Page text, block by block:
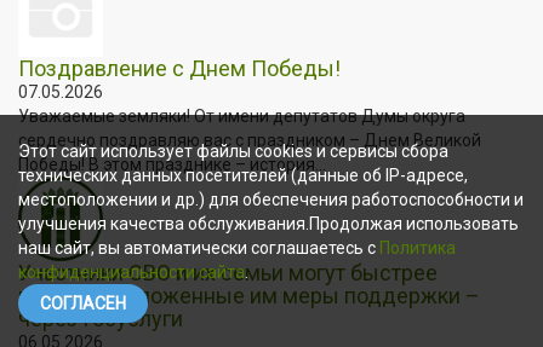
Поздравление с Днем Победы!
07.05.2026
Уважаемые земляки! От имени депутатов Думы округа
сердечно поздравляю вас с праздником – Днем Великой
Победы! В этом празднике – история...
Участники СВО и их семьи могут быстрее
получать положенные им меры поддержки –
через Госуслуги
06.05.2026
Этот сайт использует файлы cookies и сервисы сбора
технических данных посетителей (данные об IP-адресе,
местоположении и др.) для обеспечения работоспособности и
улучшения качества обслуживания.Продолжая использовать
наш сайт, вы автоматически соглашаетесь с Политика
конфиденциальности сайта.
СОГЛАСЕН